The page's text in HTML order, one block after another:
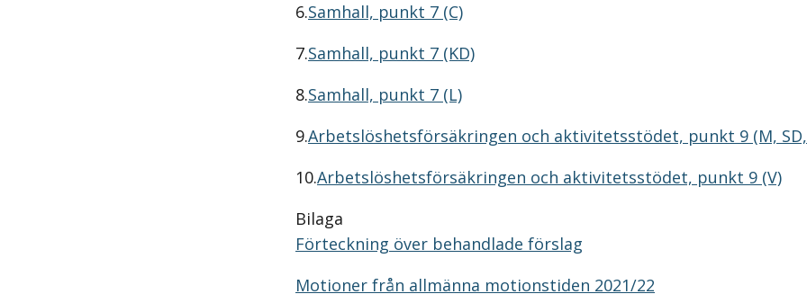
6.Samhall, punkt 7 (C)
7.Samhall, punkt 7 (KD)
8.Samhall, punkt 7 (L)
9.Arbetslöshetsförsäkringen och aktivitetsstödet, punkt 9 (M, SD,
10.Arbetslöshetsförsäkringen och aktivitetsstödet, punkt 9 (V)
Bilaga
Förteckning över behandlade förslag
Motioner från allmänna motionstiden 2021/22